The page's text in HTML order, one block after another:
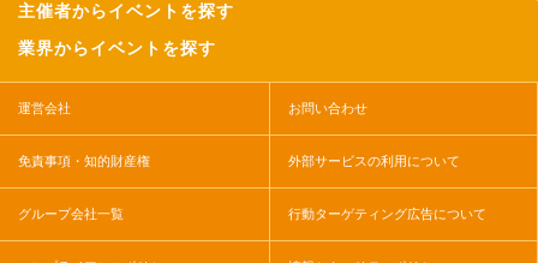
主催者からイベントを探す
業界からイベントを探す
運営会社 お問い合わせ
免責事項・知的財産権 外部サービスの利用について
グループ会社一覧 行動ターゲティング広告について